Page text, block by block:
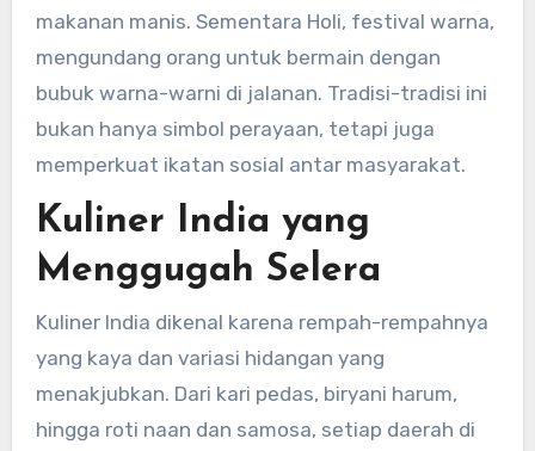
makanan manis. Sementara Holi, festival warna,
mengundang orang untuk bermain dengan
bubuk warna-warni di jalanan. Tradisi-tradisi ini
bukan hanya simbol perayaan, tetapi juga
memperkuat ikatan sosial antar masyarakat.
Kuliner India yang
Menggugah Selera
Kuliner India dikenal karena rempah-rempahnya
yang kaya dan variasi hidangan yang
menakjubkan. Dari kari pedas, biryani harum,
hingga roti naan dan samosa, setiap daerah di